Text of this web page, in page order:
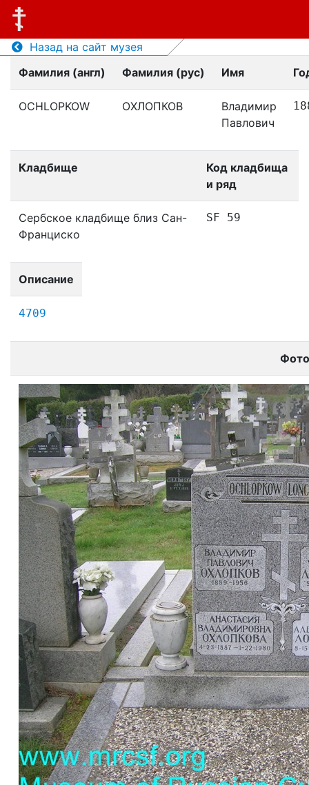
Назад на сайт музея
Фамилия (англ)
Фамилия (рус) Имя
OCHLOPKOW ОХЛОПКОВ
Владимир
Павлович
Кладбище
Код кладбища
и ряд
Сербское кладбище близ Сан-
Франциско
SF 59
Описание
4709
Фото